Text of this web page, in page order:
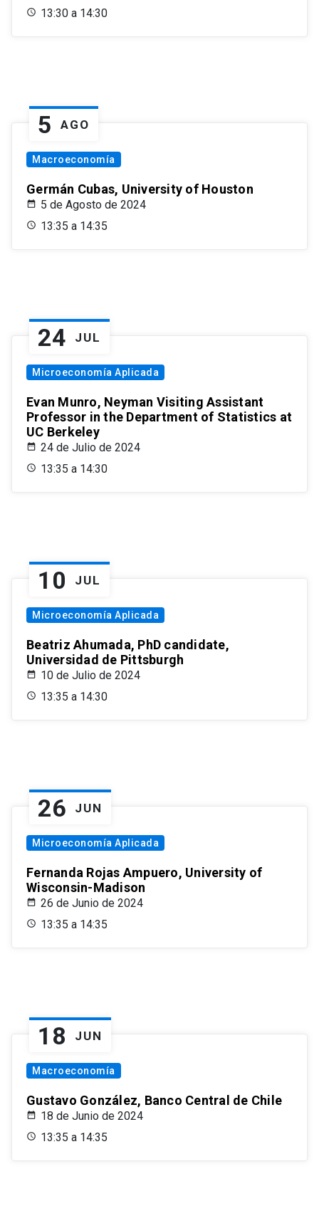
13:30 a 14:30
5 AGO
Macroeconomía
Germán Cubas, University of Houston
5 de Agosto de 2024
13:35 a 14:35
24 JUL
Microeconomía Aplicada
Evan Munro, Neyman Visiting Assistant
Professor in the Department of Statistics at
UC Berkeley
24 de Julio de 2024
13:35 a 14:30
10 JUL
Microeconomía Aplicada
Beatriz Ahumada, PhD candidate,
Universidad de Pittsburgh
10 de Julio de 2024
13:35 a 14:30
26 JUN
Microeconomía Aplicada
Fernanda Rojas Ampuero, University of
Wisconsin-Madison
26 de Junio de 2024
13:35 a 14:35
18 JUN
Macroeconomía
Gustavo González, Banco Central de Chile
18 de Junio de 2024
13:35 a 14:35